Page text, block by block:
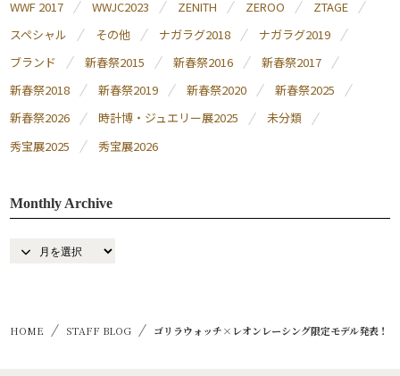
WWF 2017
WWJC2023 ZENITH ZEROO
ZTAGE
スペシャル
その他 ナガラグ2018
ナガラグ2019
ブランド
新春祭2015 新春祭2016
新春祭2017
新春祭2018
新春祭2019 新春祭2020
新春祭2025
新春祭2026
時計博・ジュエリー展2025
未分類
秀宝展2025
秀宝展2026
Monthly Archive
HOME STAFF BLOG ゴリラウォッチ×レオンレーシング限定モデル発表！